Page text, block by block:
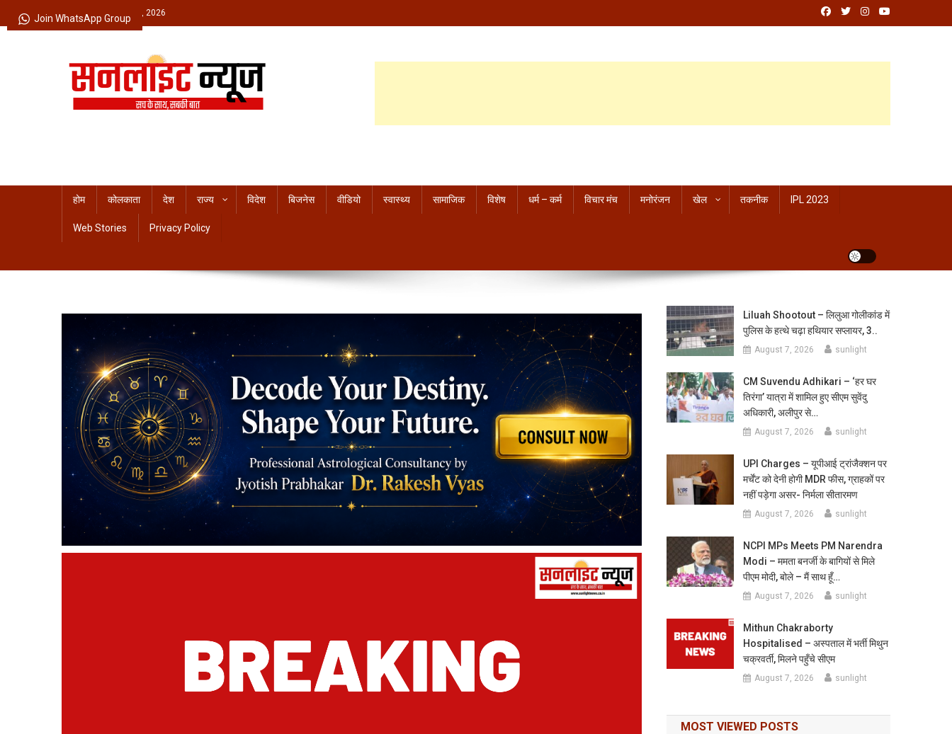
to
Friday, August 07, 2026
होम कोलकाता देश राज्य विदेश बिजनेस वीडियो स्वास्थ्य सामाजिक विशेष धर्म – कर्म विचार मंच मनोरंजन खेल तकनीक IPL 2023
Web Stories Privacy Policy
Liluah Shootout – लिलुआ गोलीकांड में
पुलिस के हत्थे चढ़ा हथियार सप्लायर, 3..
August 7, 2026 sunlight
CM Suvendu Adhikari – ‘हर घर
तिरंगा’ यात्रा में शामिल हुए सीएम सुवेंदु
अधिकारी, अलीपुर से…
August 7, 2026 sunlight
UPI Charges – यूपीआई ट्रांजैक्शन पर
मर्चेंट को देनी होगी MDR फीस, ग्राहकों पर
नहीं पड़ेगा असर- निर्मला सीतारमण
August 7, 2026 sunlight
NCPI MPs Meets PM Narendra
Modi – ममता बनर्जी के बागियों से मिले
पीएम मोदी, बोले – मैं साथ हूँ…
August 7, 2026 sunlight
Mithun Chakraborty
Hospitalised – अस्पताल में भर्ती मिथुन
चक्रवर्ती, मिलने पहुँचे सीएम
August 7, 2026 sunlight
MOST VIEWED POSTS
Join WhatsApp Group